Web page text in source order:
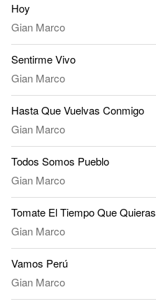
Hoy
Gian Marco
Sentirme Vivo
Gian Marco
Hasta Que Vuelvas Conmigo
Gian Marco
Todos Somos Pueblo
Gian Marco
Tomate El Tiempo Que Quieras
Gian Marco
Vamos Perú
Gian Marco